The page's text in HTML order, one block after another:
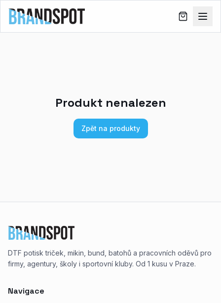
Produkt nenalezen
Zpět na produkty
DTF potisk triček, mikin, bund, batohů a pracovních oděvů pro
firmy, agentury, školy i sportovní kluby. Od 1 kusu v Praze.
Navigace